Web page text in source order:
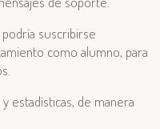
suscribirse
como alumno, para
estadísticas, de manera